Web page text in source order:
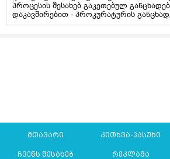
პროცესის შესახებ გაკეთებულ
დაკავშირებით - პროკურატურის
მთავარი კითხვა-პასუხი
ჩვენს შესახებ რეკლამა